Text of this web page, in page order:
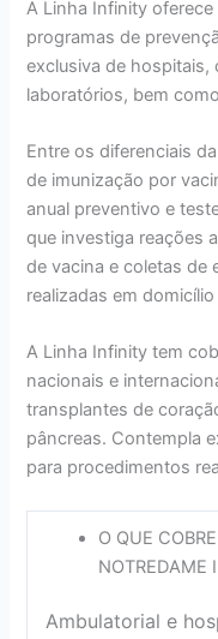
A Linha Infinity
programas de
exclusiva de
laboratórios, bem
Entre os diferenciais
de imunização por
anual preventivo e
que investiga reações
de vacina e coletas de
realizadas em domicílio
A Linha Infinity tem
nacionais e
transplantes de
pâncreas. Contempla
para procedimentos
O QUE
NOTREDAME
Ambulatorial e